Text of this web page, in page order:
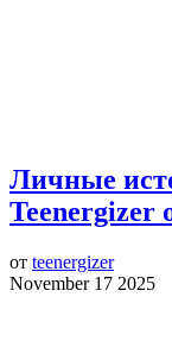
Личные
Teenergizer
от teenergizer
November 17 2025